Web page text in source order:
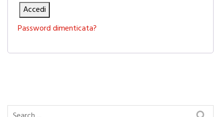
Accedi
Password dimenticata?